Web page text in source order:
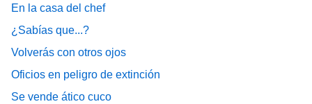
En la casa del chef
¿Sabías que...?
Volverás con otros ojos
Oficios en peligro de extinción
Se vende ático cuco